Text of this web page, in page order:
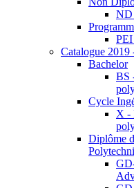
ND
PEI
Catalogue 2019
Bachelor
BS
Cycle
X -
Diplôme